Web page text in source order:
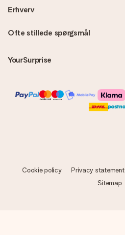
Ofte stillede spørgsmål
YourSurprise
Erhverv
Cookie policy Privacy statement
Sitemap